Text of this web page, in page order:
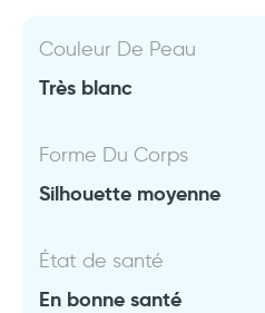
Couleur De Peau
Très blanc
Forme Du Corps
Silhouette moyenne
État de santé
En bonne santé